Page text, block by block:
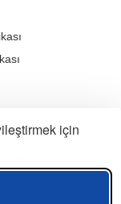
LLC.
politikası
için